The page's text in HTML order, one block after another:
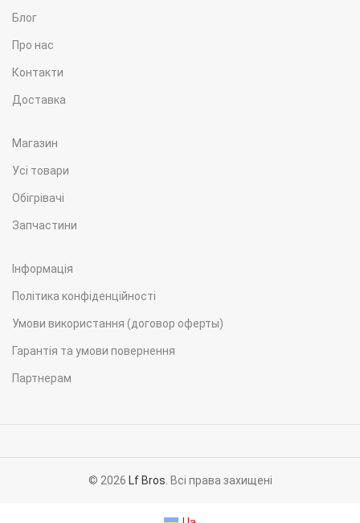
Блог
Про нас
Контакти
Доставка
Магазин
Усі товари
Обігрівачі
Запчастини
Інформація
Політика конфіденційності
Умови використання (договор оферты)
Гарантія та умови повернення
Партнерам
© 2026 Lf Bros . Всі права захищені